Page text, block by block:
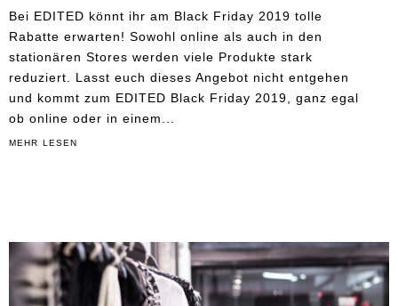
Bei EDITED könnt ihr am Black Friday 2019 tolle
Rabatte erwarten! Sowohl online als auch in den
stationären Stores werden viele Produkte stark
reduziert. Lasst euch dieses Angebot nicht entgehen
und kommt zum EDITED Black Friday 2019, ganz egal
ob online oder in einem...
mehr lesen